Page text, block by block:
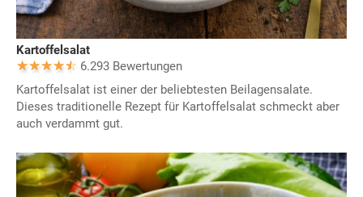
Kartoffelsalat
6.293 Bewertungen
Kartoffelsalat ist einer der beliebtesten Beilagensalate.
Dieses traditionelle Rezept für Kartoffelsalat schmeckt aber
auch verdammt gut.